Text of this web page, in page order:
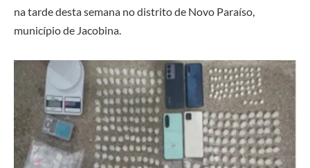
na tarde desta semana no distrito de Novo Paraíso,
município de Jacobina.